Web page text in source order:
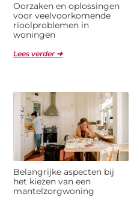
Oorzaken en oplossingen
voor veelvoorkomende
rioolproblemen in
woningen
Lees verder ➜
Belangrijke aspecten bij
het kiezen van een
mantelzorgwoning